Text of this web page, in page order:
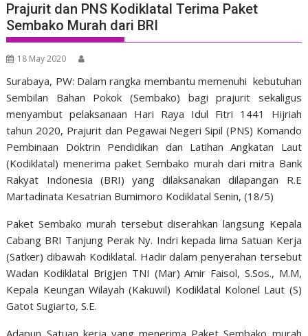
Prajurit dan PNS Kodiklatal Terima Paket
Sembako Murah dari BRI
18 May 2020
Surabaya, PW: Dalam rangka membantu memenuhi kebutuhan
Sembilan Bahan Pokok (Sembako) bagi prajurit sekaligus
menyambut pelaksanaan Hari Raya Idul Fitri 1441 Hijriah
tahun 2020, Prajurit dan Pegawai Negeri Sipil (PNS) Komando
Pembinaan Doktrin Pendidikan dan Latihan Angkatan Laut
(Kodiklatal) menerima paket Sembako murah dari mitra Bank
Rakyat Indonesia (BRI) yang dilaksanakan dilapangan R.E
Martadinata Kesatrian Bumimoro Kodiklatal Senin, (18/5)
Paket Sembako murah tersebut diserahkan langsung Kepala
Cabang BRI Tanjung Perak Ny. Indri kepada lima Satuan Kerja
(Satker) dibawah Kodiklatal. Hadir dalam penyerahan tersebut
Wadan Kodiklatal Brigjen TNI (Mar) Amir Faisol, S.Sos., M.M,
Kepala Keungan Wilayah (Kakuwil) Kodiklatal Kolonel Laut (S)
Gatot Sugiarto, S.E.
Adapun Satuan kerja yang menerima Paket Sembako murah